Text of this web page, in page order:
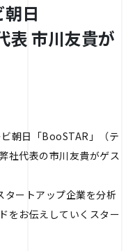
日
表 市川友貴が
朝日「BooSTAR」（テ
社代表の市川友貴がゲス
タートアップ企業を分析
をお伝えしていくスター